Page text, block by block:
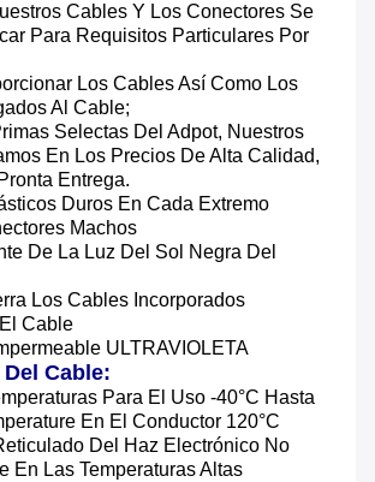
Cables Y Los Conectores Se
Para Requisitos Particulares Por
Los Cables Así Como Los
Al Cable;
Selectas Del Adpot, Nuestros
En Los Precios De Alta Calidad,
Entrega.
Duros En Cada Extremo
Machos
De La Luz Del Sol Negra Del
Los Cables Incorporados
Cable
ULTRAVIOLETA
Cable:
Para El Uso -40°C Hasta
En El Conductor 120°C
Del Haz Electrónico No
En Las Temperaturas Altas